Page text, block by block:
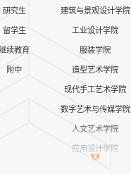
研究生
留学生
续教育
附中
建筑与景观设计学院
工业设计学院
服装学院
造型艺术学院
现代手工艺术学院
数字艺术与传媒学院
人文艺术学院
应用设计学院